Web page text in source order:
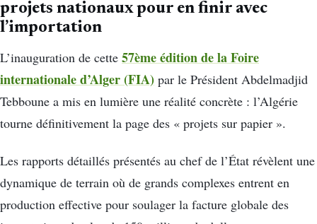
projets nationaux pour en finir avec
l’importation
L’inauguration de cette 57ème édition de la Foire
internationale d’Alger (FIA) par le Président Abdelmadjid
Tebboune a mis en lumière une réalité concrète : l’Algérie
tourne définitivement la page des « projets sur papier ».
Les rapports détaillés présentés au chef de l’État révèlent une
dynamique de terrain où de grands complexes entrent en
production effective pour soulager la facture globale des